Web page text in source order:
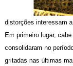
distorções interessam a
Em primeiro lugar,
consolidaram no
gritadas nas últimas